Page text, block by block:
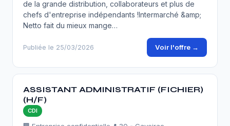
de la grande distribution, collaborateurs et plus de
chefs d'entreprise indépendants !Intermarché &amp;
Netto fait du mieux mange…
Publiée le 25/03/2026 Voir l'offre →
ASSISTANT ADMINISTRATIF (FICHIER)
(H/F)
CDI